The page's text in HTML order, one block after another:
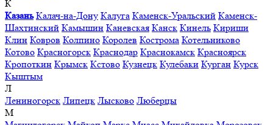
К
Казань Калач-на-Дону Калуга Каменск-Уральский Каменск-
Шахтинский Камышин Каневская Канск Кинель Кириши
Клин Ковров Колпино Королев Кострома Котельниково
Котово Красногорск Краснодар Краснокамск Красноярск
Кропоткин Крымск Кстово Кузнецк Кулебаки Курган Курск
Кыштым
Л
Лениногорск Липецк Лысково Люберцы
М